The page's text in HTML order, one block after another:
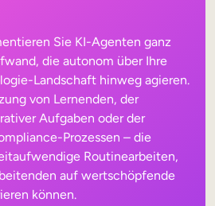
Sie KI-Agenten ganz
die autonom über Ihre
Landschaft hinweg agieren.
von Lernenden, der
Aufgaben oder der
Prozessen – die
Routinearbeiten,
auf wertschöpfende
können.